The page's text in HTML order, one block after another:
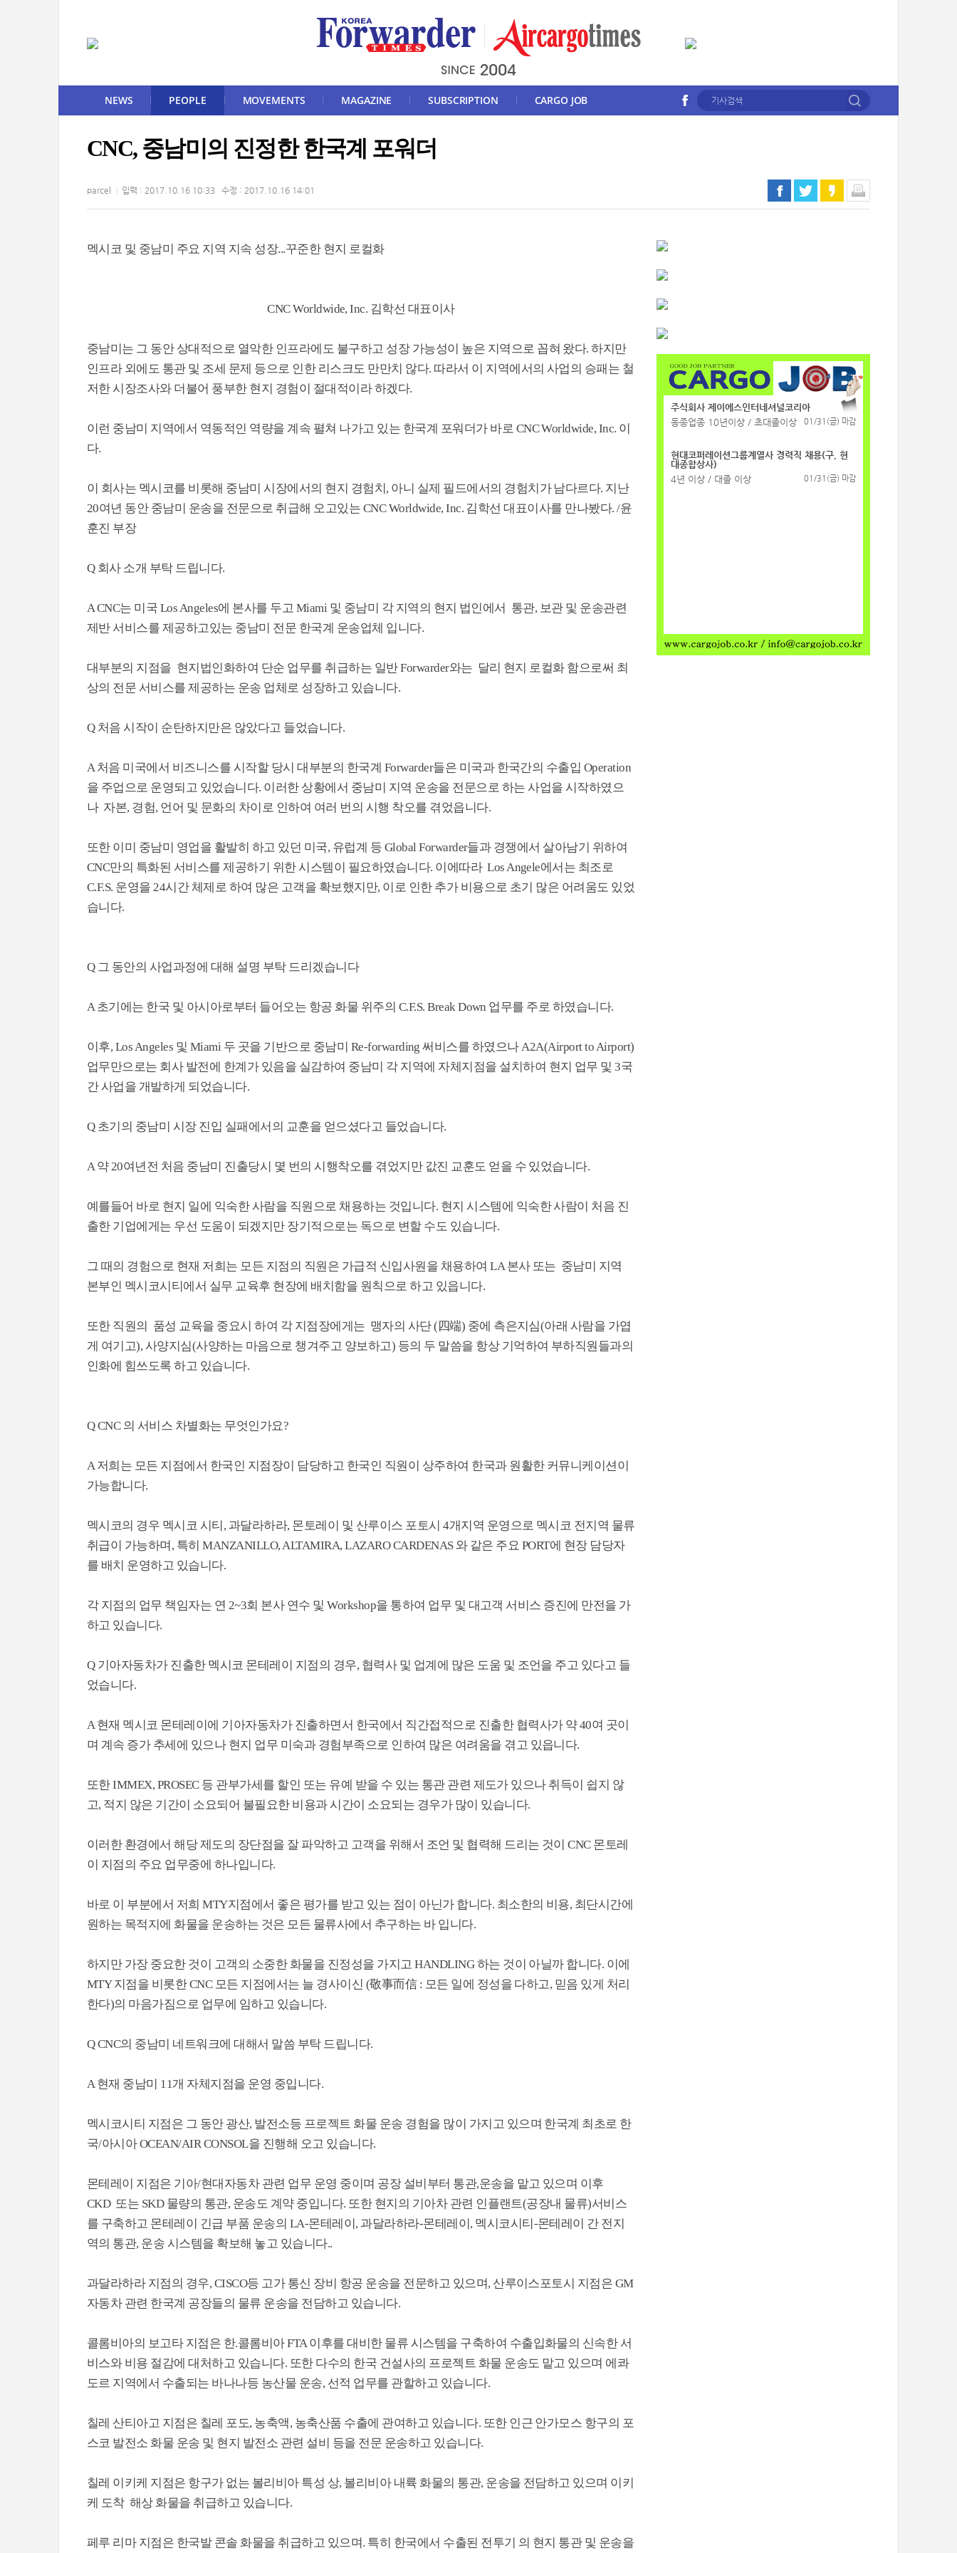
NEWS PEOPLE MOVEMENTS MAGAZINE SUBSCRIPTION CARGO JOB
CNC, 중남미의 진정한 한국계 포워더
parcel 입력 : 2017.10.16 10:33 수정 : 2017.10.16 14:01
멕시코 및 중남미 주요 지역 지속 성장...꾸준한 현지 로컬화
CNC Worldwide, Inc. 김학선 대표이사
중남미는 그 동안 상대적으로 열악한 인프라에도 불구하고 성장 가능성이 높은 지역으로 꼽혀 왔다. 하지만
인프라 외에도 통관 및 조세 문제 등으로 인한 리스크도 만만치 않다. 따라서 이 지역에서의 사업의 승패는 철
저한 시장조사와 더불어 풍부한 현지 경험이 절대적이라 하겠다.
이런 중남미 지역에서 역동적인 역량을 계속 펼쳐 나가고 있는 한국계 포워더가 바로 CNC Worldwide, Inc. 이
다.
이 회사는 멕시코를 비롯해 중남미 시장에서의 현지 경험치, 아니 실제 필드에서의 경험치가 남다르다. 지난
20여년 동안 중남미 운송을 전문으로 취급해 오고있는 CNC Worldwide, Inc. 김학선 대표이사를 만나봤다. /윤
훈진 부장
Q 회사 소개 부탁 드립니다.
A CNC는 미국 Los Angeles에 본사를 두고 Miami 및 중남미 각 지역의 현지 법인에서 통관, 보관 및 운송관련
제반 서비스를 제공하고있는 중남미 전문 한국계 운송업체 입니다.
대부분의 지점을 현지법인화하여 단순 업무를 취급하는 일반 Forwarder와는 달리 현지 로컬화 함으로써 최
상의 전문 서비스를 제공하는 운송 업체로 성장하고 있습니다.
Q 처음 시작이 순탄하지만은 않았다고 들었습니다.
A 처음 미국에서 비즈니스를 시작할 당시 대부분의 한국계 Forwarder들은 미국과 한국간의 수출입 Operation
을 주업으로 운영되고 있었습니다. 이러한 상황에서 중남미 지역 운송을 전문으로 하는 사업을 시작하였으
나 자본, 경험, 언어 및 문화의 차이로 인하여 여러 번의 시행 착오를 겪었읍니다.
또한 이미 중남미 영업을 활발히 하고 있던 미국, 유럽계 등 Global Forwarder들과 경쟁에서 살아남기 위하여
CNC만의 특화된 서비스를 제공하기 위한 시스템이 필요하였습니다. 이에따라 Los Angele에서는 최조로
C.F.S. 운영을 24시간 체제로 하여 많은 고객을 확보했지만, 이로 인한 추가 비용으로 초기 많은 어려움도 있었
습니다.
Q 그 동안의 사업과정에 대해 설명 부탁 드리겠습니다
A 초기에는 한국 및 아시아로부터 들어오는 항공 화물 위주의 C.F.S. Break Down 업무를 주로 하였습니다.
이후, Los Angeles 및 Miami 두 곳을 기반으로 중남미 Re-forwarding 써비스를 하였으나 A2A(Airport to Airport)
업무만으로는 회사 발전에 한계가 있음을 실감하여 중남미 각 지역에 자체지점을 설치하여 현지 업무 및 3국
간 사업을 개발하게 되었습니다.
Q 초기의 중남미 시장 진입 실패에서의 교훈을 얻으셨다고 들었습니다.
A 약 20여년전 처음 중남미 진출당시 몇 번의 시행착오를 겪었지만 값진 교훈도 얻을 수 있었습니다.
예를들어 바로 현지 일에 익숙한 사람을 직원으로 채용하는 것입니다. 현지 시스템에 익숙한 사람이 처음 진
출한 기업에게는 우선 도움이 되겠지만 장기적으로는 독으로 변할 수도 있습니다.
그 때의 경험으로 현재 저희는 모든 지점의 직원은 가급적 신입사원을 채용하여 LA 본사 또는 중남미 지역
본부인 멕시코시티에서 실무 교육후 현장에 배치함을 원칙으로 하고 있읍니다.
또한 직원의 품성 교육을 중요시 하여 각 지점장에게는 맹자의 사단 (四端) 중에 측은지심(아래 사람을 가엽
게 여기고), 사양지심(사양하는 마음으로 챙겨주고 양보하고) 등의 두 말씀을 항상 기억하여 부하직원들과의
인화에 힘쓰도록 하고 있습니다.
Q CNC 의 서비스 차별화는 무엇인가요?
A 저희는 모든 지점에서 한국인 지점장이 담당하고 한국인 직원이 상주하여 한국과 원활한 커뮤니케이션이
가능합니다.
멕시코의 경우 멕시코 시티, 과달라하라, 몬토레이 및 산루이스 포토시 4개지역 운영으로 멕시코 전지역 물류
취급이 가능하며, 특히 MANZANILLO, ALTAMIRA, LAZARO CARDENAS 와 같은 주요 PORT에 현장 담당자
를 배치 운영하고 있습니다.
각 지점의 업무 책임자는 연 2~3회 본사 연수 및 Workshop을 통하여 업무 및 대고객 서비스 증진에 만전을 가
하고 있습니다.
Q 기아자동차가 진출한 멕시코 몬테레이 지점의 경우, 협력사 및 업계에 많은 도움 및 조언을 주고 있다고 들
었습니다.
A 현재 멕시코 몬테레이에 기아자동차가 진출하면서 한국에서 직간접적으로 진출한 협력사가 약 40여 곳이
며 계속 증가 추세에 있으나 현지 업무 미숙과 경험부족으로 인하여 많은 여려움을 겪고 있읍니다.
또한 IMMEX, PROSEC 등 관부가세를 할인 또는 유예 받을 수 있는 통관 관련 제도가 있으나 취득이 쉽지 않
고, 적지 않은 기간이 소요되어 불필요한 비용과 시간이 소요되는 경우가 많이 있습니다.
이러한 환경에서 해당 제도의 장단점을 잘 파악하고 고객을 위해서 조언 및 협력해 드리는 것이 CNC 몬토레
이 지점의 주요 업무중에 하나입니다.
바로 이 부분에서 저희 MTY지점에서 좋은 평가를 받고 있는 점이 아닌가 합니다. 최소한의 비용, 최단시간에
원하는 목적지에 화물을 운송하는 것은 모든 물류사에서 추구하는 바 입니다.
하지만 가장 중요한 것이 고객의 소중한 화물을 진정성을 가지고 HANDLING 하는 것이 아닐까 합니다. 이에
MTY 지점을 비롯한 CNC 모든 지점에서는 늘 경사이신 (敬事而信 : 모든 일에 정성을 다하고, 믿음 있게 처리
한다)의 마음가짐으로 업무에 임하고 있습니다.
Q CNC의 중남미 네트워크에 대해서 말씀 부탁 드립니다.
A 현재 중남미 11개 자체지점을 운영 중입니다.
멕시코시티 지점은 그 동안 광산, 발전소등 프로젝트 화물 운송 경험을 많이 가지고 있으며 한국계 최초로 한
국/아시아 OCEAN/AIR CONSOL을 진행해 오고 있습니다.
몬테레이 지점은 기아/현대자동차 관련 업무 운영 중이며 공장 설비부터 통관,운송을 맡고 있으며 이후
CKD 또는 SKD 물량의 통관, 운송도 계약 중입니다. 또한 현지의 기아차 관련 인플랜트(공장내 물류)서비스
를 구축하고 몬테레이 긴급 부품 운송의 LA-몬테레이, 과달라하라-몬테레이, 멕시코시티-몬테레이 간 전지
역의 통관, 운송 시스템을 확보해 놓고 있습니다..
과달라하라 지점의 경우, CISCO등 고가 통신 장비 항공 운송을 전문하고 있으며, 산루이스포토시 지점은 GM
자동차 관련 한국계 공장들의 물류 운송을 전담하고 있습니다.
콜롬비아의 보고타 지점은 한.콜롬비아 FTA 이후를 대비한 물류 시스템을 구축하여 수출입화물의 신속한 서
비스와 비용 절감에 대처하고 있습니다. 또한 다수의 한국 건설사의 프로젝트 화물 운송도 맡고 있으며 에콰
도르 지역에서 수출되는 바나나등 농산물 운송, 선적 업무를 관할하고 있습니다.
칠레 산티아고 지점은 칠레 포도, 농축액, 농축산품 수출에 관여하고 있습니다. 또한 인근 안가모스 항구의 포
스코 발전소 화물 운송 및 현지 발전소 관련 설비 등을 전문 운송하고 있습니다.
칠레 이키케 지점은 항구가 없는 볼리비아 특성 상, 볼리비아 내륙 화물의 통관, 운송을 전담하고 있으며 이키
케 도착 해상 화물을 취급하고 있습니다.
페루 리마 지점은 한국발 콘솔 화물을 취급하고 있으며. 특히 한국에서 수출된 전투기 의 현지 통관 및 운송을
주식회사 제이에스인터네셔널코리아
동종업종 10년이상 / 초대졸이상
01/31(금) 마감
현대코퍼레이션그룹계열사 경력직 채용(구, 현
대종합상사)
4년 이상 / 대졸 이상
01/31(금) 마감